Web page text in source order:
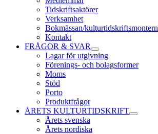
Tidskriftsaktörer
Verksamhet
Bokmässan/kulturtidskriftsmontern
Kontakt
FRÅGOR & SVAR
expand
child
menu
Lagar för utgivning
Förenings- och bolagsformer
Moms
Stöd
Porto
Produktfrågor
ÅRETS KULTURTIDSKRIFT
expand
Årets svenska
Årets nordiska